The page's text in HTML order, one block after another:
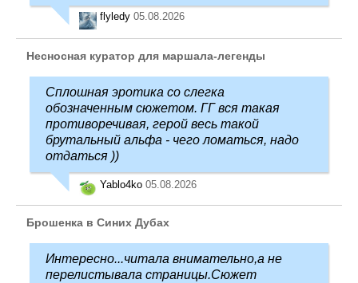
flyledy 05.08.2026
Несносная куратор для маршала-легенды
Сплошная эротика со слегка
обозначенным сюжетом. ГГ вся такая
противоречивая, герой весь такой
брутальный альфа - чего ломаться, надо
отдаться ))
Yablo4ko 05.08.2026
Брошенка в Синих Дубах
Интересно...читала внимательно,а не
перелистывала страницы.Сюжет